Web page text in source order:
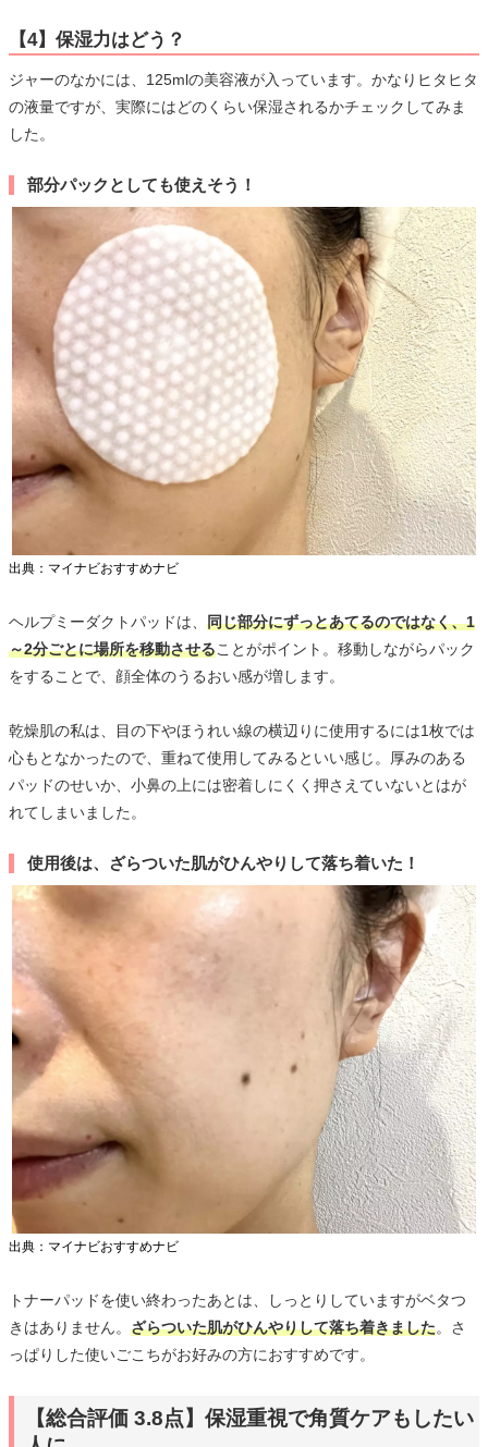
【4】保湿力はどう？
ジャーのなかには、125mlの美容液が入っています。かなりヒタヒタ
の液量ですが、実際にはどのくらい保湿されるかチェックしてみま
した。
部分パックとしても使えそう！
出典：マイナビおすすめナビ
ヘルプミーダクトパッドは、 同じ部分にずっとあてるのではなく、1
～2分ごとに場所を移動させることがポイント。移動しながらパック
をすることで、顔全体のうるおい感が増します。
乾燥肌の私は、目の下やほうれい線の横辺りに使用するには1枚では
心もとなかったので、重ねて使用してみるといい感じ。厚みのある
パッドのせいか、小鼻の上には密着しにくく押さえていないとはが
れてしまいました。
使用後は、ざらついた肌がひんやりして落ち着いた！
出典：マイナビおすすめナビ
トナーパッドを使い終わったあとは、しっとりしていますがベタつ
きはありません。 ざらついた肌がひんやりして落ち着きました。さ
っぱりした使いごこちがお好みの方におすすめです。
【総合評価 3.8点】保湿重視で角質ケアもしたい